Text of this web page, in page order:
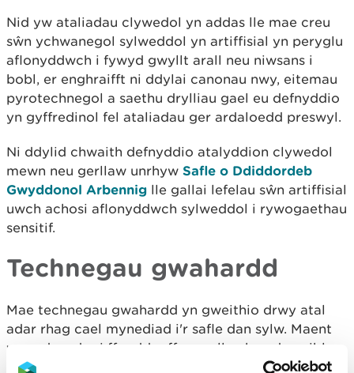
Nid yw ataliadau clywedol yn addas lle mae creu
sŵn ychwanegol sylweddol yn artiffisial yn peryglu
aflonyddwch i fywyd gwyllt arall neu niwsans i
bobl, er enghraifft ni ddylai canonau nwy, eitemau
pyrotechnegol a saethu drylliau gael eu defnyddio
yn gyffredinol fel ataliadau ger ardaloedd preswyl.
Ni ddylid chwaith defnyddio atalyddion clywedol
mewn neu gerllaw unrhyw Safle o Ddiddordeb
Gwyddonol Arbennig lle gallai lefelau sŵn artiffisial
uwch achosi aflonyddwch sylweddol i rywogaethau
sensitif.
Technegau gwahardd
Mae technegau gwahardd yn gweithio drwy atal
adar rhag cael mynediad i'r safle dan sylw. Maent
yn cadw adar i ffwrdd o ffynonellau bwyd posibl
neu safleoedd y gallent ddymuno eu defnyddio ar